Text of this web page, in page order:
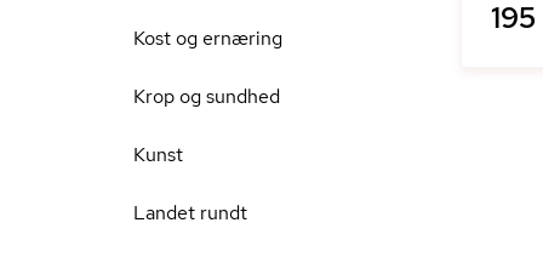
Kost og ernæring
Krop og sundhed
Kunst
Landet rundt